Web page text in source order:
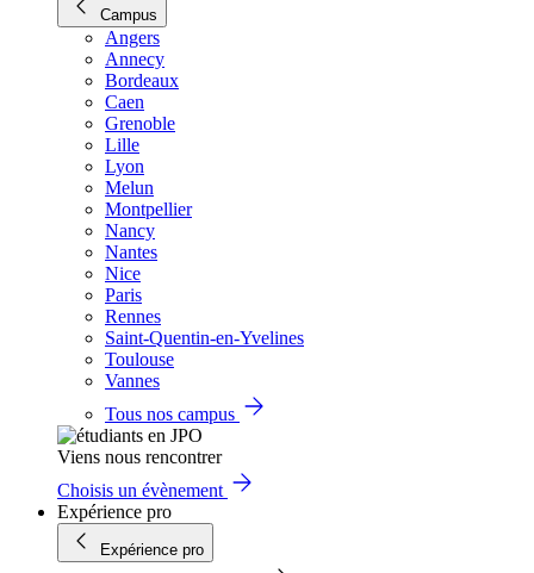
Campus
Angers
Annecy
Bordeaux
Caen
Grenoble
Lille
Lyon
Melun
Montpellier
Nancy
Nantes
Nice
Paris
Rennes
Saint-Quentin-en-Yvelines
Toulouse
Vannes
Tous nos campus
Viens nous rencontrer
Choisis un évènement
Expérience pro
Expérience pro